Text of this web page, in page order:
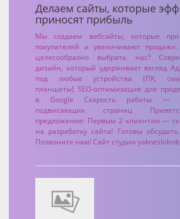
Делаем сайты, которые
приносят прибыль
Мы создаем вебсайты, которые
покупателей и увеличивают
целесообразно выбрать нас?
дизайн, который удерживает взгляд
под любые устройства (ПК,
планшеты) SEO-оптимизация для
в Google Скорость работы —
подвисающих страниц
предложение: Первым 2 клиентам —
на разработку сайта! Готовы обсудить
Позвоните нам! Сайт студии